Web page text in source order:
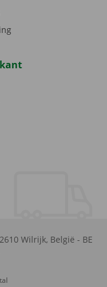
2610 Wilrijk, België - BE